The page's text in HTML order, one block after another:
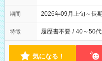
期間 2026年09月上旬～長
特徴 履歴書不要 / 40～50
気になる！